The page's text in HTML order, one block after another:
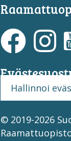
Hallinnoi
© 2019-2026